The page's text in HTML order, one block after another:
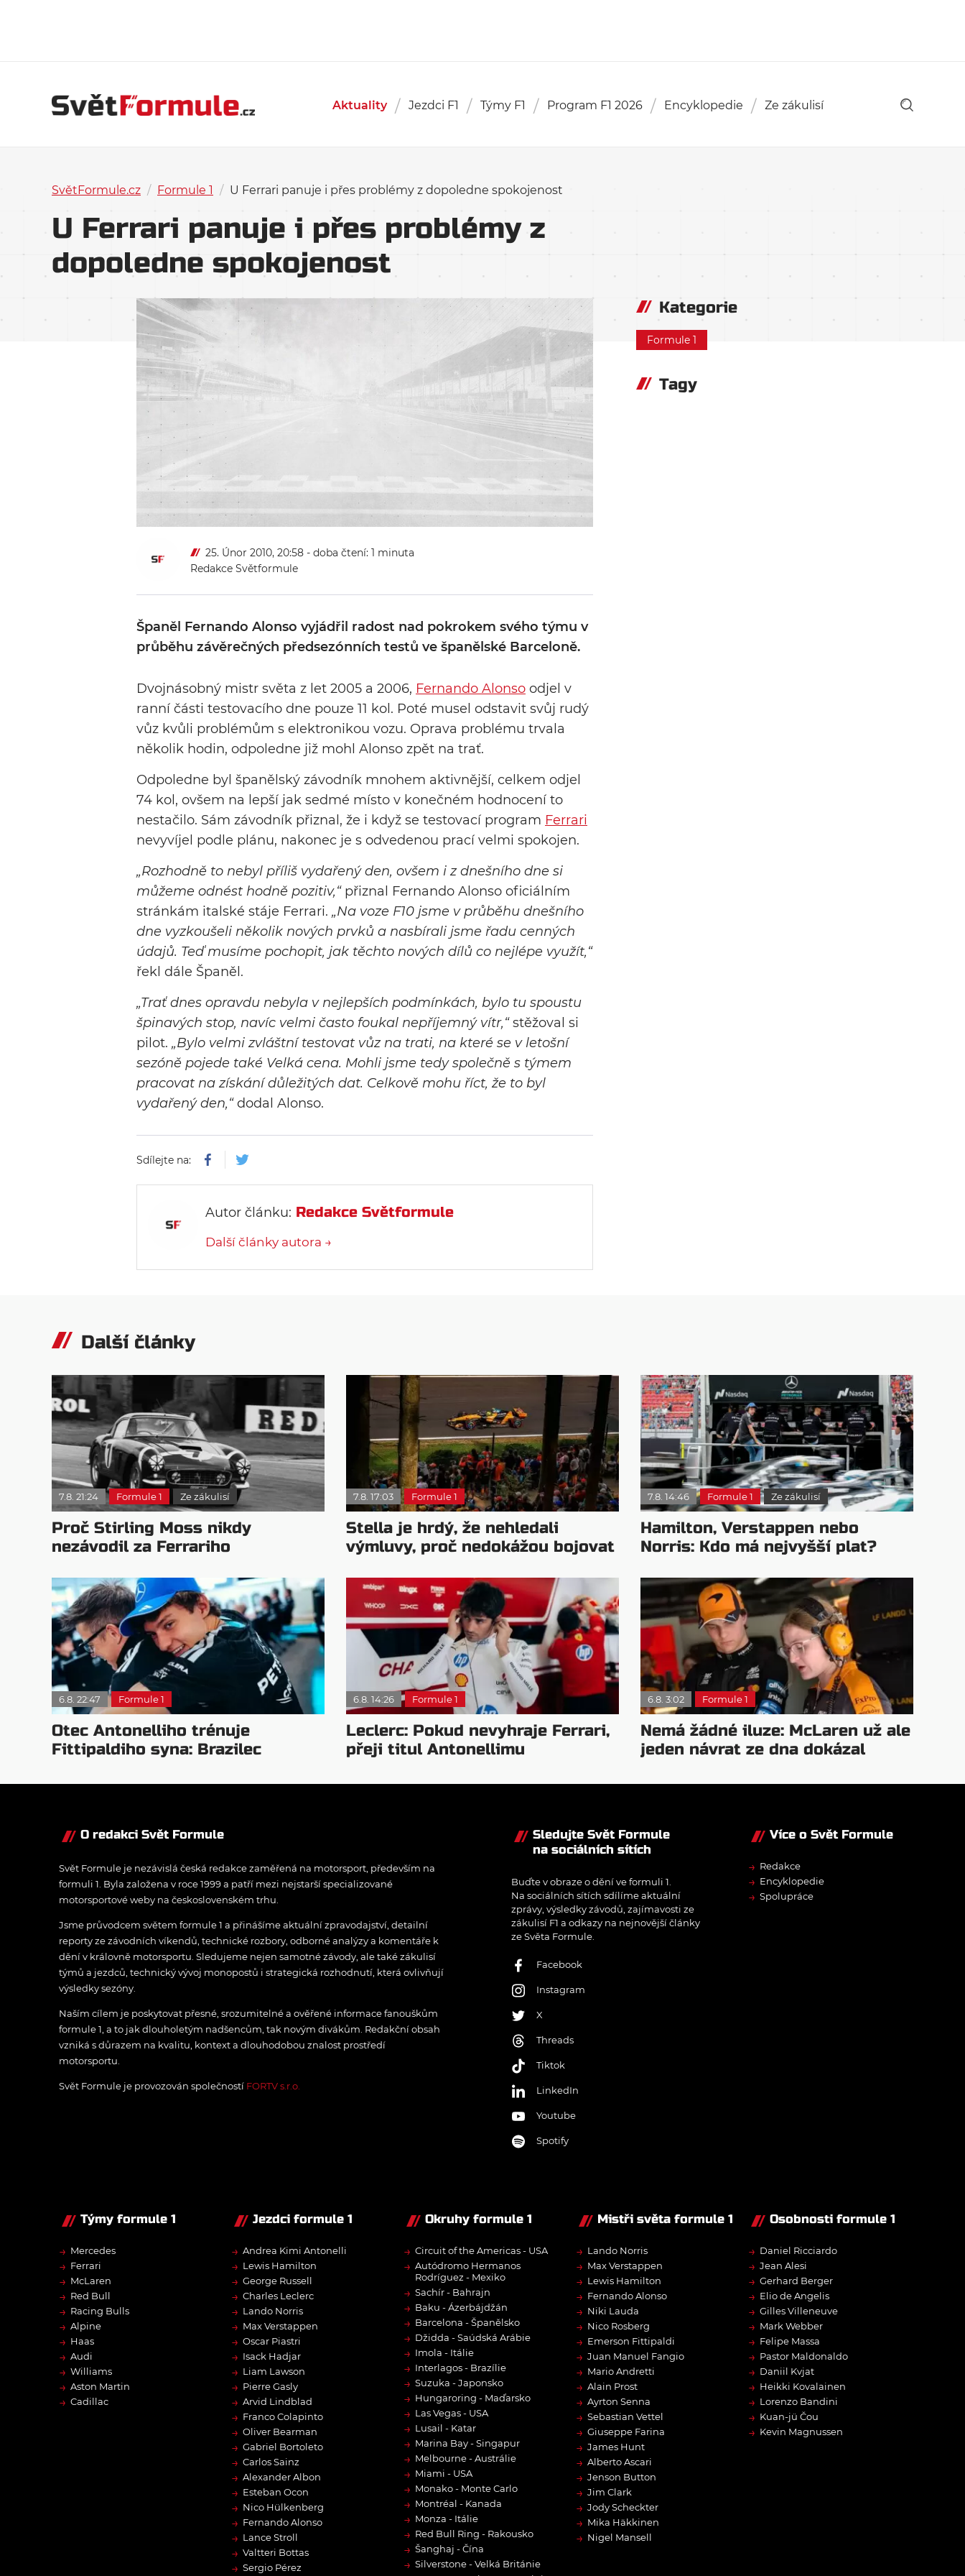
Aktuality Jezdci F1 Týmy F1 Program F1 2026 Encyklopedie Ze zákulisí
SvětFormule.cz / Formule 1 / U Ferrari panuje i přes problémy z dopoledne spokojenost
U Ferrari panuje i přes problémy z
dopoledne spokojenost
25. Únor 2010, 20:58 - doba čtení: 1 minuta
Redakce Světformule
Španěl Fernando Alonso vyjádřil radost nad pokrokem svého týmu v
průběhu závěrečných předsezónních testů ve španělské Barceloně.
Dvojnásobný mistr světa z let 2005 a 2006, Fernando Alonso odjel v
ranní části testovacího dne pouze 11 kol. Poté musel odstavit svůj rudý
vůz kvůli problémům s elektronikou vozu. Oprava problému trvala
několik hodin, odpoledne již mohl Alonso zpět na trať.
Odpoledne byl španělský závodník mnohem aktivnější, celkem odjel
74 kol, ovšem na lepší jak sedmé místo v konečném hodnocení to
nestačilo. Sám závodník přiznal, že i když se testovací program Ferrari
nevyvíjel podle plánu, nakonec je s odvedenou prací velmi spokojen.
„Rozhodně to nebyl příliš vydařený den, ovšem i z dnešního dne si
můžeme odnést hodně pozitiv,“přiznal Fernando Alonso oficiálním
stránkám italské stáje Ferrari. „Na voze F10 jsme v průběhu dnešního
dne vyzkoušeli několik nových prvků a nasbírali jsme řadu cenných
údajů. Teď musíme pochopit, jak těchto nových dílů co nejlépe využít,“
řekl dále Španěl.
„Trať dnes opravdu nebyla v nejlepších podmínkách, bylo tu spoustu
špinavých stop, navíc velmi často foukal nepříjemný vítr,“stěžoval si
pilot. „Bylo velmi zvláštní testovat vůz na trati, na které se v letošní
sezóně pojede také Velká cena. Mohli jsme tedy společně s týmem
pracovat na získání důležitých dat. Celkově mohu říct, že to byl
vydařený den,“dodal Alonso.
Sdílejte na:
Autor článku: Redakce Světformule
Další články autora →
Kategorie
Formule 1
Tagy
Další články
7.8. 21:24 Formule 1 Ze zákulisí
Proč Stirling Moss nikdy
nezávodil za Ferrariho
7.8. 17:03 Formule 1
Stella je hrdý, že nehledali
výmluvy, proč nedokážou bojovat
7.8. 14:46 Formule 1 Ze zákulisí
Hamilton, Verstappen nebo
Norris: Kdo má nejvyšší plat?
6.8. 22:47 Formule 1
Otec Antonelliho trénuje
Fittipaldiho syna: Brazilec
6.8. 14:26 Formule 1
Leclerc: Pokud nevyhraje Ferrari,
přeji titul Antonellimu
6.8. 3:02 Formule 1
Nemá žádné iluze: McLaren už ale
jeden návrat ze dna dokázal
O redakci Svět Formule
Svět Formule je nezávislá česká redakce zaměřená na motorsport, především na
formuli 1. Byla založena v roce 1999 a patří mezi nejstarší specializované
motorsportové weby na československém trhu.
Jsme průvodcem světem formule 1 a přinášíme aktuální zpravodajství, detailní
reporty ze závodních víkendů, technické rozbory, odborné analýzy a komentáře k
dění v královně motorsportu. Sledujeme nejen samotné závody, ale také zákulisí
týmů a jezdců, technický vývoj monopostů i strategická rozhodnutí, která ovlivňují
výsledky sezóny.
Naším cílem je poskytovat přesné, srozumitelné a ověřené informace fanouškům
formule 1, a to jak dlouholetým nadšencům, tak novým divákům. Redakční obsah
vzniká s důrazem na kvalitu, kontext a dlouhodobou znalost prostředí
motorsportu.
Svět Formule je provozován společností FORTV s.r.o.
Sledujte Svět Formule
na sociálních sítích
Buďte v obraze o dění ve formuli 1.
Na sociálních sítích sdílíme aktuální
zprávy, výsledky závodů, zajímavosti ze
zákulisí F1 a odkazy na nejnovější články
ze Světa Formule.
Facebook
Instagram
X
Threads
Tiktok
LinkedIn
Youtube
Spotify
Více o Svět Formule
→ Redakce
→ Encyklopedie
→ Spolupráce
Týmy formule 1
→ Mercedes
→ Ferrari
→ McLaren
→ Red Bull
→ Racing Bulls
→ Alpine
→ Haas
→ Audi
→ Williams
→ Aston Martin
→ Cadillac
Jezdci formule 1
→ Andrea Kimi Antonelli
→ Lewis Hamilton
→ George Russell
→ Charles Leclerc
→ Lando Norris
→ Max Verstappen
→ Oscar Piastri
→ Isack Hadjar
→ Liam Lawson
→ Pierre Gasly
→ Arvid Lindblad
→ Franco Colapinto
→ Oliver Bearman
→ Gabriel Bortoleto
→ Carlos Sainz
→ Alexander Albon
→ Esteban Ocon
→ Nico Hülkenberg
→ Fernando Alonso
→ Lance Stroll
→ Valtteri Bottas
→ Sergio Pérez
Okruhy formule 1
→ Circuit of the Americas - USA
→ Autódromo Hermanos
Rodríguez - Mexiko
→ Sachír - Bahrajn
→ Baku - Ázerbájdžán
→ Barcelona - Španělsko
→ Džidda - Saúdská Arábie
→ Imola - Itálie
→ Interlagos - Brazílie
→ Suzuka - Japonsko
→ Hungaroring - Maďarsko
→ Las Vegas - USA
→ Lusail - Katar
→ Marina Bay - Singapur
→ Melbourne - Austrálie
→ Miami - USA
→ Monako - Monte Carlo
→ Montréal - Kanada
→ Monza - Itálie
→ Red Bull Ring - Rakousko
→ Šanghaj - Čína
→ Silverstone - Velká Británie
Mistři světa formule 1
→ Lando Norris
→ Max Verstappen
→ Lewis Hamilton
→ Fernando Alonso
→ Niki Lauda
→ Nico Rosberg
→ Emerson Fittipaldi
→ Juan Manuel Fangio
→ Mario Andretti
→ Alain Prost
→ Ayrton Senna
→ Sebastian Vettel
→ Giuseppe Farina
→ James Hunt
→ Alberto Ascari
→ Jenson Button
→ Jim Clark
→ Jody Scheckter
→ Mika Häkkinen
→ Nigel Mansell
Osobnosti formule 1
→ Daniel Ricciardo
→ Jean Alesi
→ Gerhard Berger
→ Elio de Angelis
→ Gilles Villeneuve
→ Mark Webber
→ Felipe Massa
→ Pastor Maldonaldo
→ Daniil Kvjat
→ Heikki Kovalainen
→ Lorenzo Bandini
→ Kuan-jü Čou
→ Kevin Magnussen